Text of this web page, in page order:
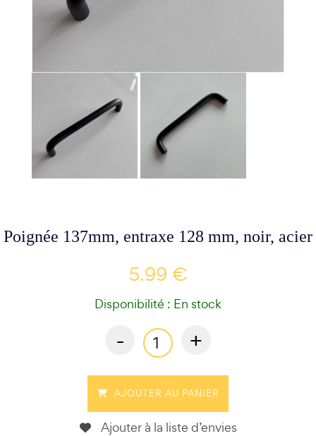
Poignée 137mm, entraxe 128 mm, noir, acier
5.99 €
Disponibilité : En stock
- +
AJOUTER AU PANIER
Ajouter à la liste d’envies